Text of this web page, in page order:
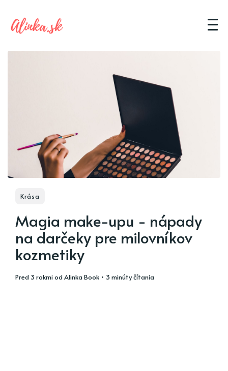
Krása
Magia make-upu - nápady
na darčeky pre milovníkov
kozmetiky
pred 3 rokmiodAlinka Book • 3 minúty čítania